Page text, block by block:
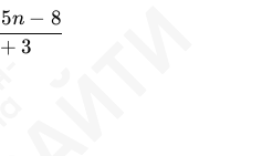
\frac{n^2 + 5n - 8}{n + 3}
+ 3
5n − 8